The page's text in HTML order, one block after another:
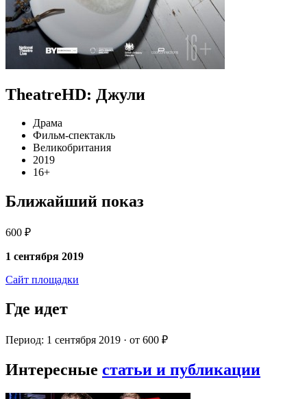
TheatreHD: Джули
Драма
Фильм-спектакль
Великобритания
2019
16+
Ближайший показ
600 ₽
1 сентября 2019
Сайт площадки
Где идет
Период: 1 сентября 2019 · от 600 ₽
Интересные статьи и публикации